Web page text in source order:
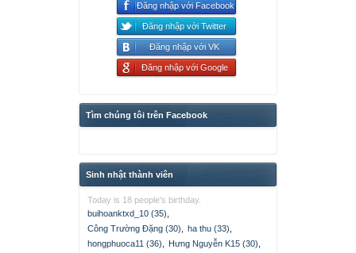
Đăng nhập với Facebook
Đăng nhập với Twitter
Đăng nhập với VK
Đăng nhập với Google
Tìm chúng tôi trên Facebook
Sinh nhật thành viên
Today is 18 people's birthday.
buihoanktxd_10 (35)
Công Trường Đặng (30)
ha thu (33)
hongphuoca11 (36)
Hưng Nguyễn K15 (30)